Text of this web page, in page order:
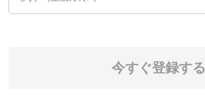
今すぐ登録する